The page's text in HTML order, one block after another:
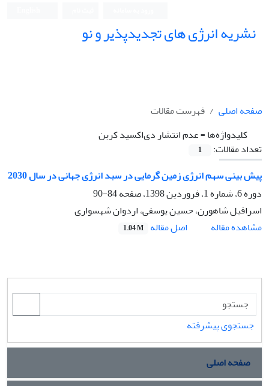
نشریه انرژی های تجدیدپذیر و نو
صفحه اصلی
فهرست مقالات
کلیدواژه‌ها =عدم انتشار دی‌اکسید کربن
تعداد مقالات:
1
پیش بینی سهم انرژی زمین گرمایی در سبد انرژی جهانی در سال 2030
دوره 6، شماره 1، فروردین 1398، صفحه
84-90
اسرافیل شاهورن، حسین یوسفی، اردوان شهسواری
مشاهده مقاله
اصل مقاله 1.04 M
جستجوی پیشرفته
صفحه اصلی